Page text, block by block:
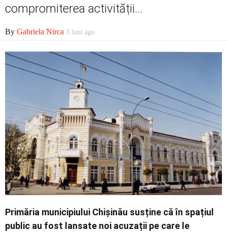
compromiterea activității...
By Gabriela Nirca 3 luni ago
Primăria municipiului Chișinău susține că în spațiul
public au fost lansate noi acuzații pe care le